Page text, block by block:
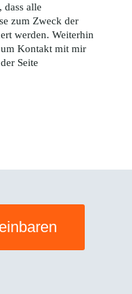
dass alle
zum Zweck der
werden. Weiterhin
um Kontakt mit mir
Seite